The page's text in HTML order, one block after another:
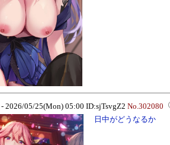
- 2026/05/25(Mon) 05:00 ID:sjTsvgZ2 No.302080
日中がどうなるか